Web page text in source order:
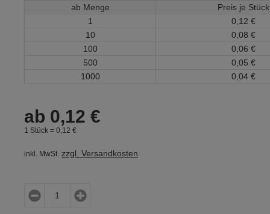
ab Menge
Preis je Stück
1
0, 12 €
10
0, 08 €
100
0, 06 €
500
0, 05 €
1000
0, 04 €
ab 0,12 €
1 Stück = 0, 12 €
inkl. MwSt. zzgl. Versandkosten